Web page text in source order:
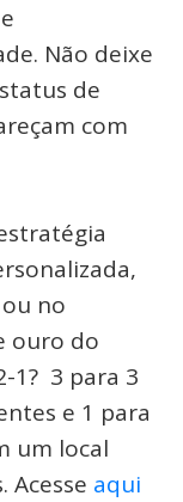
Não deixe
de
com
no
ouro do
1? 3 para 3
e 1 para
um local
aqui